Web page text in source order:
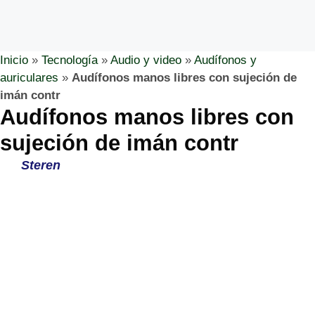
Inicio » Tecnología» Audio y video » Audífonos y
auriculares » Audífonos manos libres con sujeción de
imán contr
Audífonos manos libres con
sujeción de imán contr
Steren